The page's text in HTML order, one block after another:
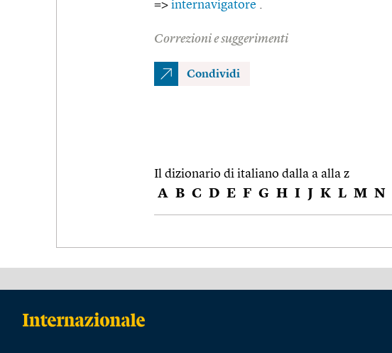
=> internavigatore .
Correzioni e suggerimenti
Condividi
Il dizionario di italiano dalla a alla z
A B C D E F G H I J K L M N